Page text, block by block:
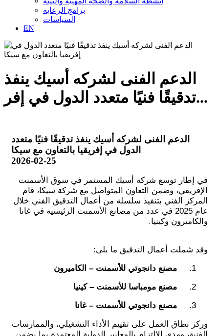
برامج الرعاية
السياسات
EN
الدعم الفنى لشركه أسيك ينفذ
تدقيقًا فنيًا متعدد الدول في إفر...
الدعم الفنى لشركه أسيك ينفذ تدقيقًا فنيًا متعدد
الدول في إفريقيا بالتعاون مع سيكا
2026-02-25
في إطار توسع شركة أسيك المستمر في سوق الأسمنت
الإفريقي، وضمن التعاون المتواصل مع شركة سيكا، قام
المركز الفني بتنفيذ سلسلة من أعمال التدقيق الفني خلال
عام 2025 في عدد من مصانع الأسمنت الرئيسية في غانا
والكاميرون وكينيا.
وقد شملت أعمال التدقيق ما يلى:
1.
مصنع دانجوتي للأسمنت – الكاميرون
2.
مصنع مومباسا للأسمنت – كينيا
3.
مصنع دانجوتي للأسمنت – غانا
وركز نطاق العمل على تقييم الأداء التشغيلي، والممارسات